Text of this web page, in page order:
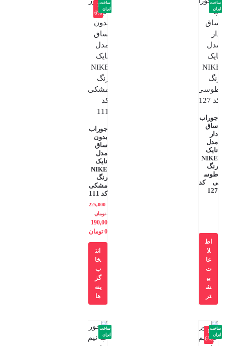
جوراب
ساق
دار
مدل
نایک
NIKE
رنگ
طوس
ی کد
127
ساخت
ایران
اط
لا
عا
ت
بی
ش
تر
-1
6%
جوراب
بدون
ساق
مدل
نایک
NIKE
رنگ
مشکی
کد 111
225,000
تومان
190,00
0 تومان
ساخت
ایران
انت
خا
ب
گز
ینه
ها
-1
6%
ساخت
ایران
ساخت
ایران